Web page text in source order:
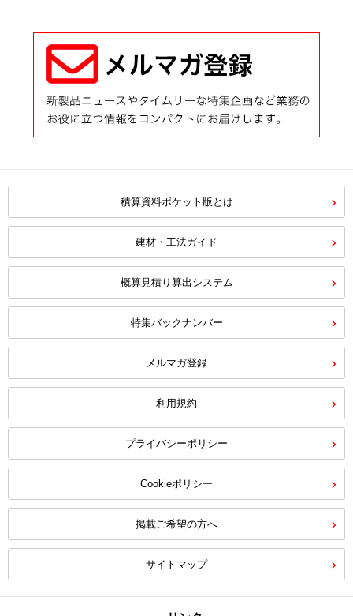
積算資料ポケット版とは
建材・工法ガイド
概算見積り算出システム
特集バックナンバー
メルマガ登録
利用規約
プライバシーポリシー
Cookieポリシー
掲載ご希望の方へ
サイトマップ